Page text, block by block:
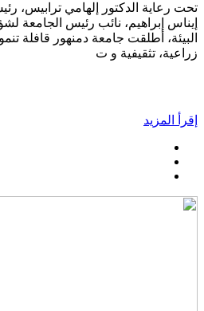
تحت رعاية الدكتور إلهامي ترابيس،
إيناس إبراهيم، نائب رئيس الجامعة
البيئة، أطلقت جامعة دمنهور قافلة
زراعية، تثقيفية و ت
إقرأ المزيد